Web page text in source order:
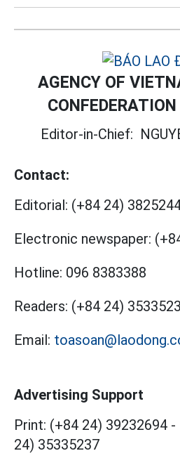
AGENCY OF
Editor-in-Chief:
Contact:
Editorial: (+84 24)
Electronic newspaper:
Hotline: 096 8383388
Readers: (+84 24)
Email:
Advertising Support
Print: (+84 24) 39232694 -
24) 35335237